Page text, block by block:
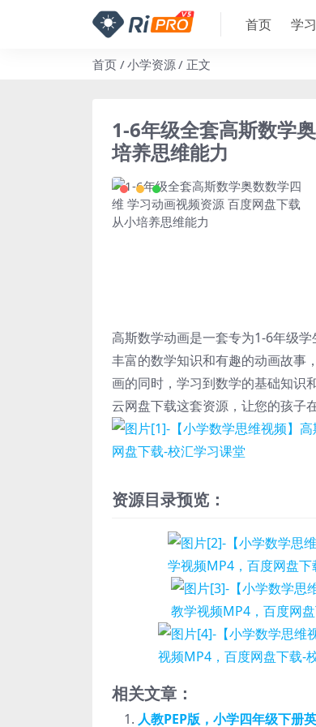
首页 学
首页 小学资源 正文
1-6年级全套高斯数学
培养思维能力
高斯数学动画是一套专为1-6年级
丰富的数学知识和有趣的动画故事
画的同时，学习到数学的基础知识
云网盘下载这套资源，让您的孩子
资源目录预览：
相关文章：
人教PEP版，小学四年级下册